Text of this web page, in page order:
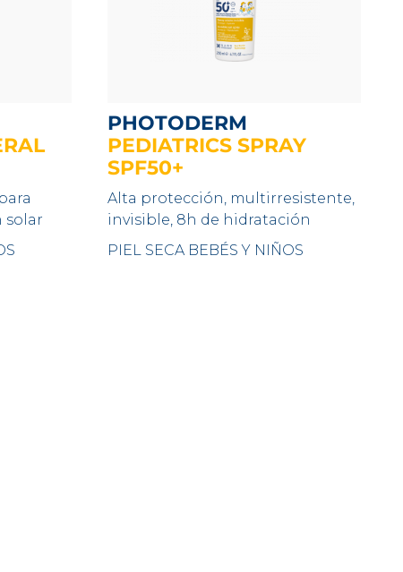
solar
PHOTODERM
PEDIATRICS SPRAY
SPF50+
Alta protección, multirresistente,
invisible, 8h de hidratación
PIEL SECA BEBÉS Y NIÑOS